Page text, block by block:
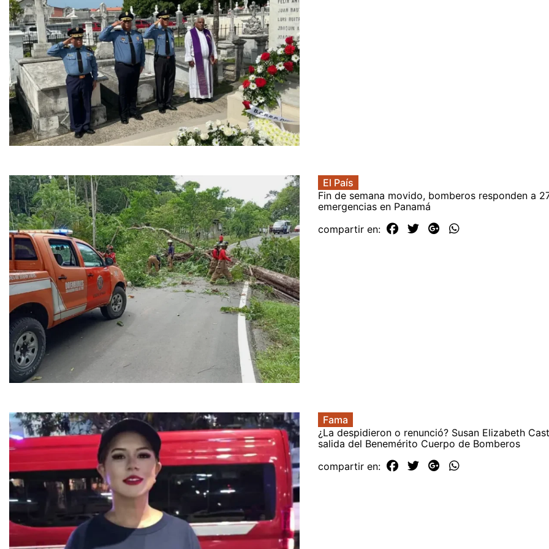
El País
Fin de semana movido, bomberos responden a
emergencias en Panamá
compartir en:
Fama
¿La despidieron o renunció? Susan Elizabeth
salida del Benemérito Cuerpo de Bomberos
compartir en: